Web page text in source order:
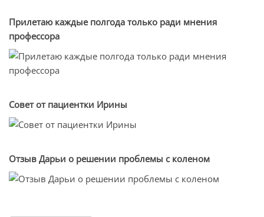
Прилетаю каждые полгода только ради мнения
профессора
Совет от пациентки Ирины
Отзыв Дарьи о решении проблемы с коленом